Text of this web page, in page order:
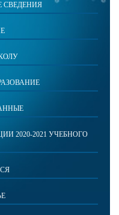
СВЕДЕНИЯ
2020-2021 УЧЕБНОГО